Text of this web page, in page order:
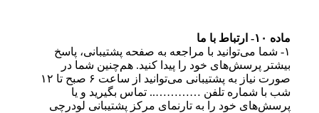
ماده ۱۰- ارتباط با ما
۱- شما می‌توانید با مراجعه به صفحه پشتیبانی، پاسخ
بیشتر پرسش‌های خود را پیدا کنید. هم‌چنین شما در
صورت نیاز به پشتیبانی می‌توانید از ساعت ۶ صبح تا ۱۲
شب با شماره تلفن ………….. تماس بگیرید و یا
پرسش‌های خود را به تارنمای مرکز پشتیبانی لودرچی